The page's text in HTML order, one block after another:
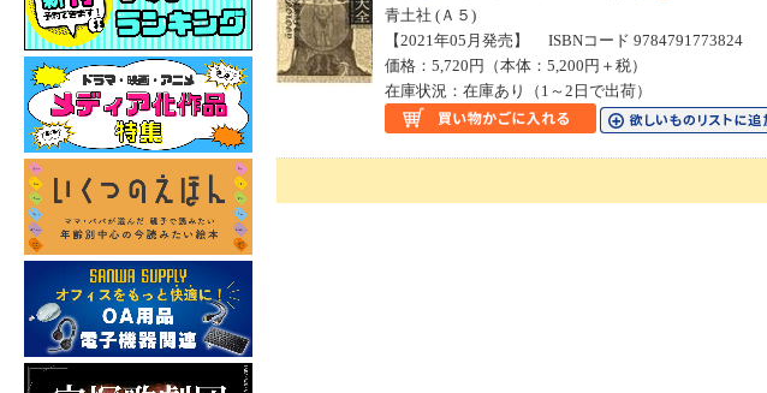
青土社 (Ａ５)
【2021年05月発売】 ISBNコード 9784791773824
価格：5,720円（本体：5,200円＋税）
在庫状況：在庫あり（1～2日で出荷）